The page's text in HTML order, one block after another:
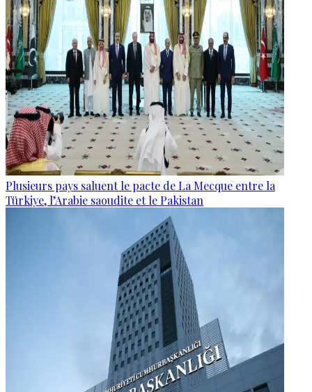
Plusieurs pays saluent le pacte de La Mecque entre la
Türkiye, l’Arabie saoudite et le Pakistan